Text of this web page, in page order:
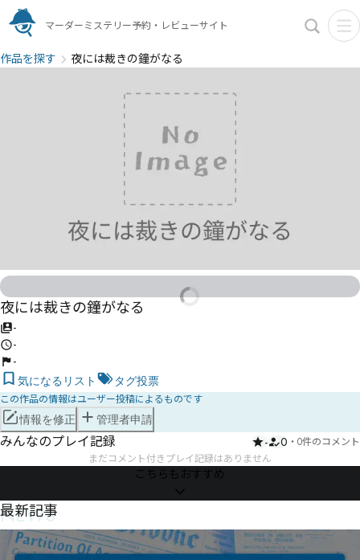
マーダーミステリー予約・レビューサイト
作品を探す 夜には裁きの鐘がなる
夜には裁きの鐘がなる
-
-
-
気になるリスト タグ投票
この作品の情報はユーザー投稿によるものです
情報を修正 管理者申請
みんなのプレイ記録 - 0 ・ 0件のコメント
まだコメント付きプレイ記録はありません
こちらもおすすめ
NEWS
最新記事